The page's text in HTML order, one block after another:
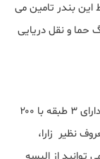
توسط این بندر تامین می
۳۸ مین بنادر بزرگ حما و نقل دریایی
مرکز خرید مارمارا پارک در سال ۲۰۱۲ افتتاح شد و دارای ۳ طبقه با ۲۰۰
نظیر زارا،